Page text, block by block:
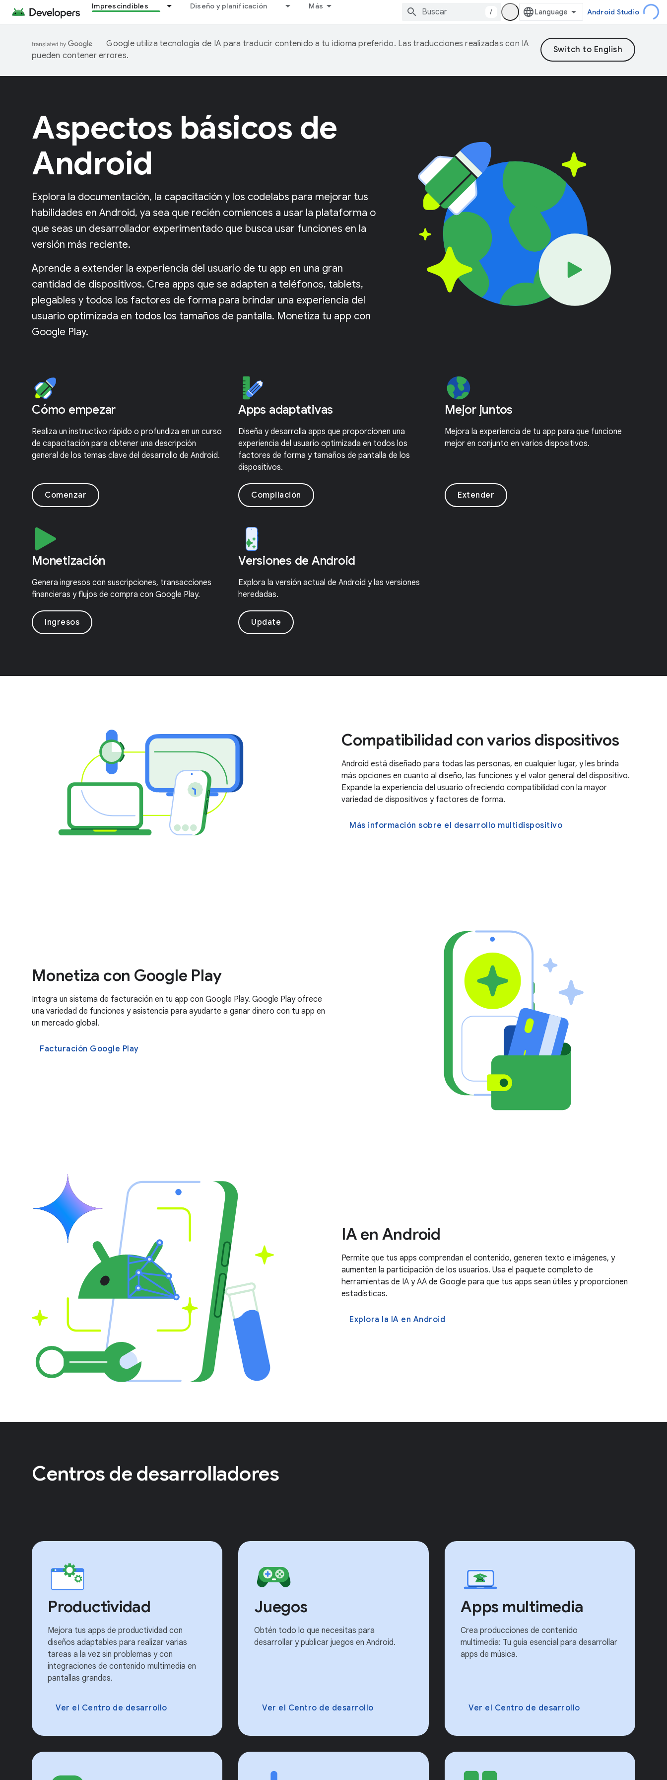
Imprescindibles Diseño y planificación Más
/ Android Studio
Google utiliza tecnología de IA para traducir contenido a tu idioma preferido. Las traducciones realizadas con IA
pueden contener errores.
Aspectos básicos de
Android
Explora la documentación, la capacitación y los codelabs para mejorar tus
habilidades en Android, ya sea que recién comiences a usar la plataforma o
que seas un desarrollador experimentado que busca usar funciones en la
versión más reciente.
Aprende a extender la experiencia del usuario de tu app en una gran
cantidad de dispositivos. Crea apps que se adapten a teléfonos, tablets,
plegables y todos los factores de forma para brindar una experiencia del
usuario optimizada en todos los tamaños de pantalla. Monetiza tu app con
Google Play.
Cómo empezar
Realiza un instructivo rápido o profundiza en un curso
de capacitación para obtener una descripción
general de los temas clave del desarrollo de Android.
Comenzar
Apps adaptativas
Diseña y desarrolla apps que proporcionen una
experiencia del usuario optimizada en todos los
factores de forma y tamaños de pantalla de los
dispositivos.
Compilación
Mejor juntos
Mejora la experiencia de tu app para que funcione
mejor en conjunto en varios dispositivos.
Extender
Monetización
Genera ingresos con suscripciones, transacciones
financieras y flujos de compra con Google Play.
Ingresos
Versiones de Android
Explora la versión actual de Android y las versiones
heredadas.
Update
Compatibilidad con varios dispositivos
Android está diseñado para todas las personas, en cualquier lugar, y les brinda
más opciones en cuanto al diseño, las funciones y el valor general del dispositivo.
Expande la experiencia del usuario ofreciendo compatibilidad con la mayor
variedad de dispositivos y factores de forma.
Más información sobre el desarrollo multidispositivo
Monetiza con Google Play
Integra un sistema de facturación en tu app con Google Play. Google Play ofrece
una variedad de funciones y asistencia para ayudarte a ganar dinero con tu app en
un mercado global.
Facturación Google Play
IA en Android
Permite que tus apps comprendan el contenido, generen texto e imágenes, y
aumenten la participación de los usuarios. Usa el paquete completo de
herramientas de IA y AA de Google para que tus apps sean útiles y proporcionen
estadísticas.
Explora la IA en Android
Centros de desarrolladores
Productividad
Mejora tus apps de productividad con
diseños adaptables para realizar varias
tareas a la vez sin problemas y con
integraciones de contenido multimedia en
pantallas grandes.
Ver el Centro de desarrollo
Juegos
Obtén todo lo que necesitas para
desarrollar y publicar juegos en Android.
Ver el Centro de desarrollo
Apps multimedia
Crea producciones de contenido
multimedia: Tu guía esencial para desarrollar
apps de música.
Ver el Centro de desarrollo